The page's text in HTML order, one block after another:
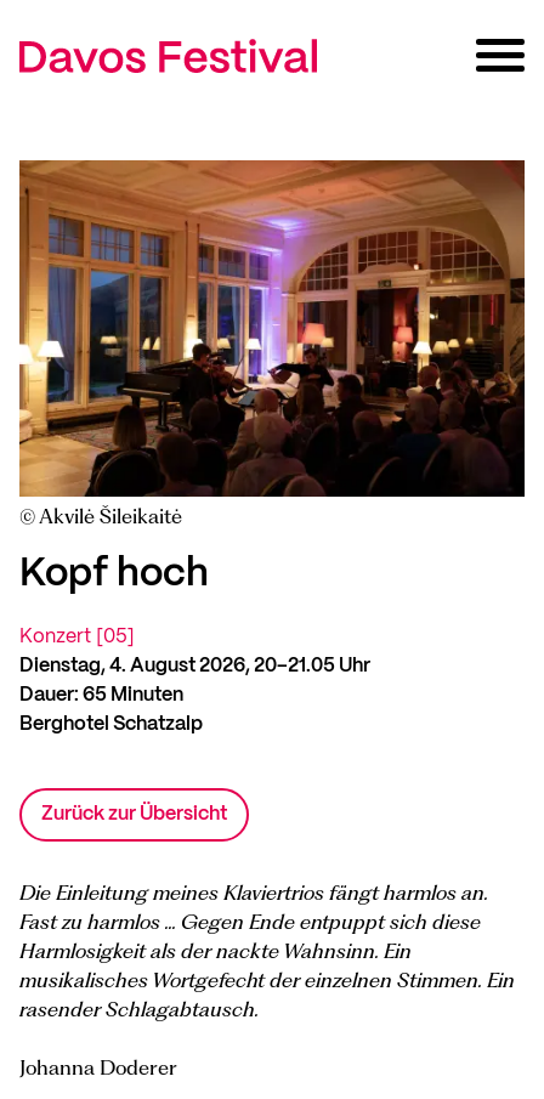
© Akvilė Šileikaitė
Kopf hoch
Konzert [05]
Dienstag, 4. August 2026, 20–21.05 Uhr
Dauer: 65 Minuten
Berghotel Schatzalp
Zurück zur Übersicht
Die Einleitung meines Klaviertrios fängt harmlos an.
Fast zu harmlos ... Gegen Ende entpuppt sich diese
Harmlosigkeit als der nackte Wahnsinn. Ein
musikalisches Wortgefecht der einzelnen Stimmen. Ein
rasender Schlagabtausch.
Johanna Doderer